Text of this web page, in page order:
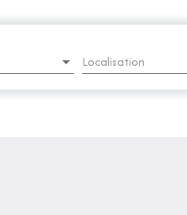
Localisation